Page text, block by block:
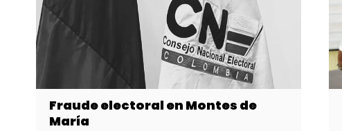
Fraude electoral en Montes de
María